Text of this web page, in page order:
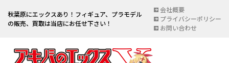
秋葉原にエックスあり！フィギュア、プラモデル
の販売、買取は当店にお任せ下さい！
会社概要
プライバシーポリシー
お問い合わせ